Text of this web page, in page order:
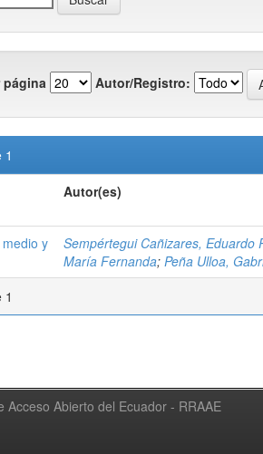
Autor/Registro:
Autor(es)
y
Sempértegui Cañizares, Eduardo
María Fernanda; Peña Ulloa,
Abierto del Ecuador - RRAAE